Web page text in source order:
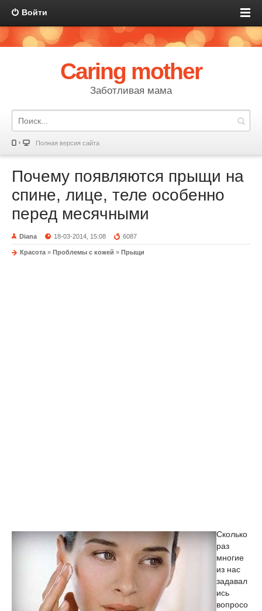
Войти
Caring mother
Заботливая мама
Полная версия сайта
Почему появляются прыщи на
спине, лице, теле особенно
перед месячными
Diana 18-03-2014, 15:08 6087
Красота » Проблемы с кожей » Прыщи
Сколько
раз
многие
из нас
задавал
ись
вопросо